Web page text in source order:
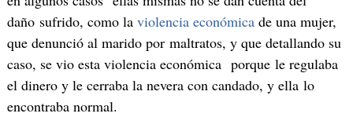
daño sufrido, como la violencia económicade una mujer,
que denunció al marido por maltratos, y que detallando su
caso, se vio esta violencia económica porque le regulaba
el dinero y le cerraba la nevera con candado, y ella lo
encontraba normal.